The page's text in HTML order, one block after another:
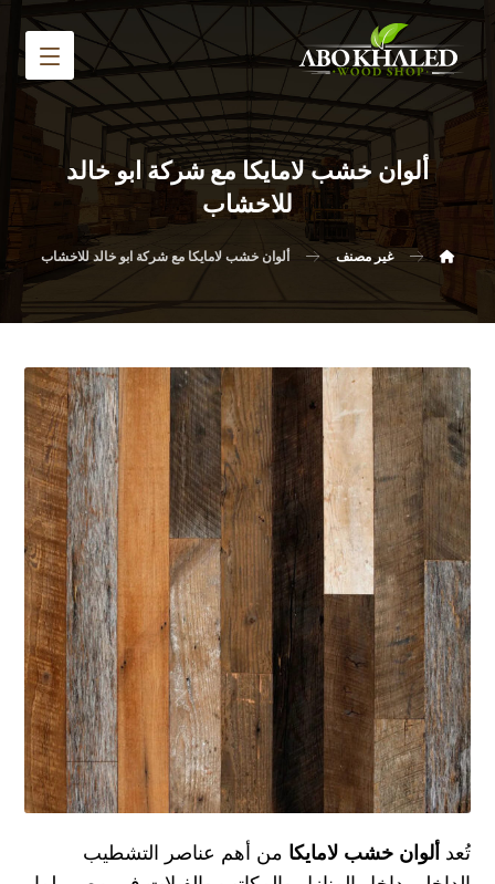
ألوان خشب لامايكا مع شركة ابو خالد
للاخشاب
غير مصنف ألوان خشب لامايكا مع شركة ابو خالد للاخشاب
تُعد ألوان خشب لامايكا من أهم عناصر التشطيب